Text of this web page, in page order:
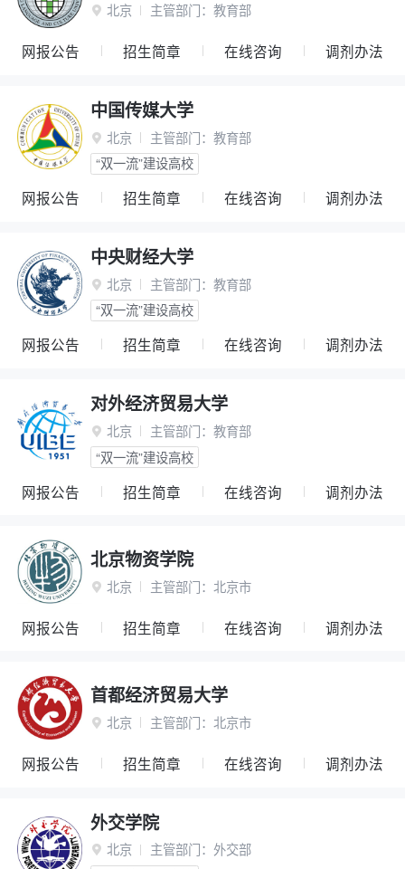
 北京 主管部门： 教育部
网报公告 招生简章 在线咨询 调剂办法
中国传媒大学
 北京 主管部门： 教育部
“双一流”建设高校
网报公告 招生简章 在线咨询 调剂办法
中央财经大学
 北京 主管部门： 教育部
“双一流”建设高校
网报公告 招生简章 在线咨询 调剂办法
对外经济贸易大学
 北京 主管部门： 教育部
“双一流”建设高校
网报公告 招生简章 在线咨询 调剂办法
北京物资学院
 北京 主管部门： 北京市
网报公告 招生简章 在线咨询 调剂办法
首都经济贸易大学
 北京 主管部门： 北京市
网报公告 招生简章 在线咨询 调剂办法
外交学院
 北京 主管部门： 外交部